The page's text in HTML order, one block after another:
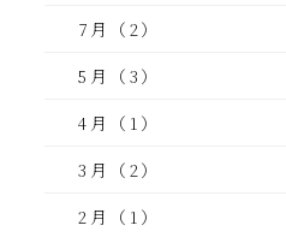
7月（2）
5月（3）
4月（1）
3月（2）
2月（1）